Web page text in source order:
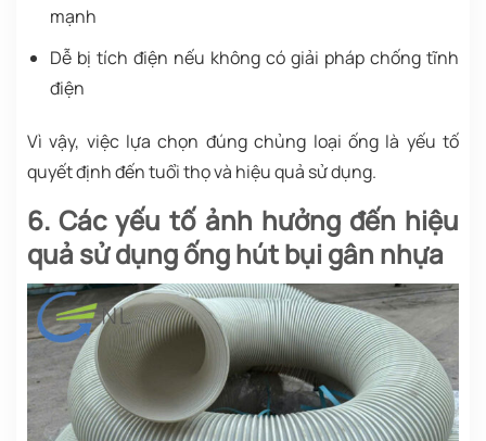
mạnh
Dễ bị tích điện nếu không có giải pháp chống tĩnh
điện
Vì vậy, việc lựa chọn đúng chủng loại ống là yếu tố
quyết định đến tuổi thọ và hiệu quả sử dụng.
6. Các yếu tố ảnh hưởng đến hiệu
quả sử dụng ống hút bụi gân nhựa